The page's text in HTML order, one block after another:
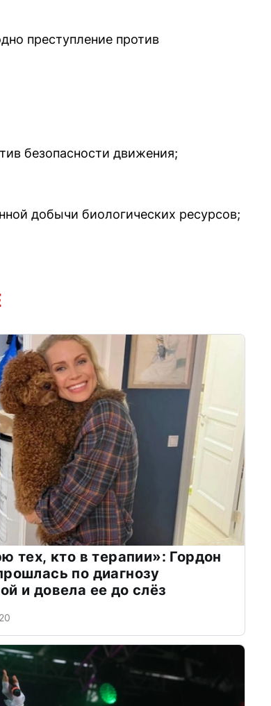
преступление против
безопасности движения;
добычи биологических ресурсов;
тех, кто в терапии»: Гордон
по диагнозу
и довела ее до слёз
20